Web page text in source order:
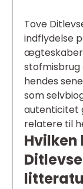
Tove
indflydelse
stofmisbrug
hendes
som
autenticitet
relatere til